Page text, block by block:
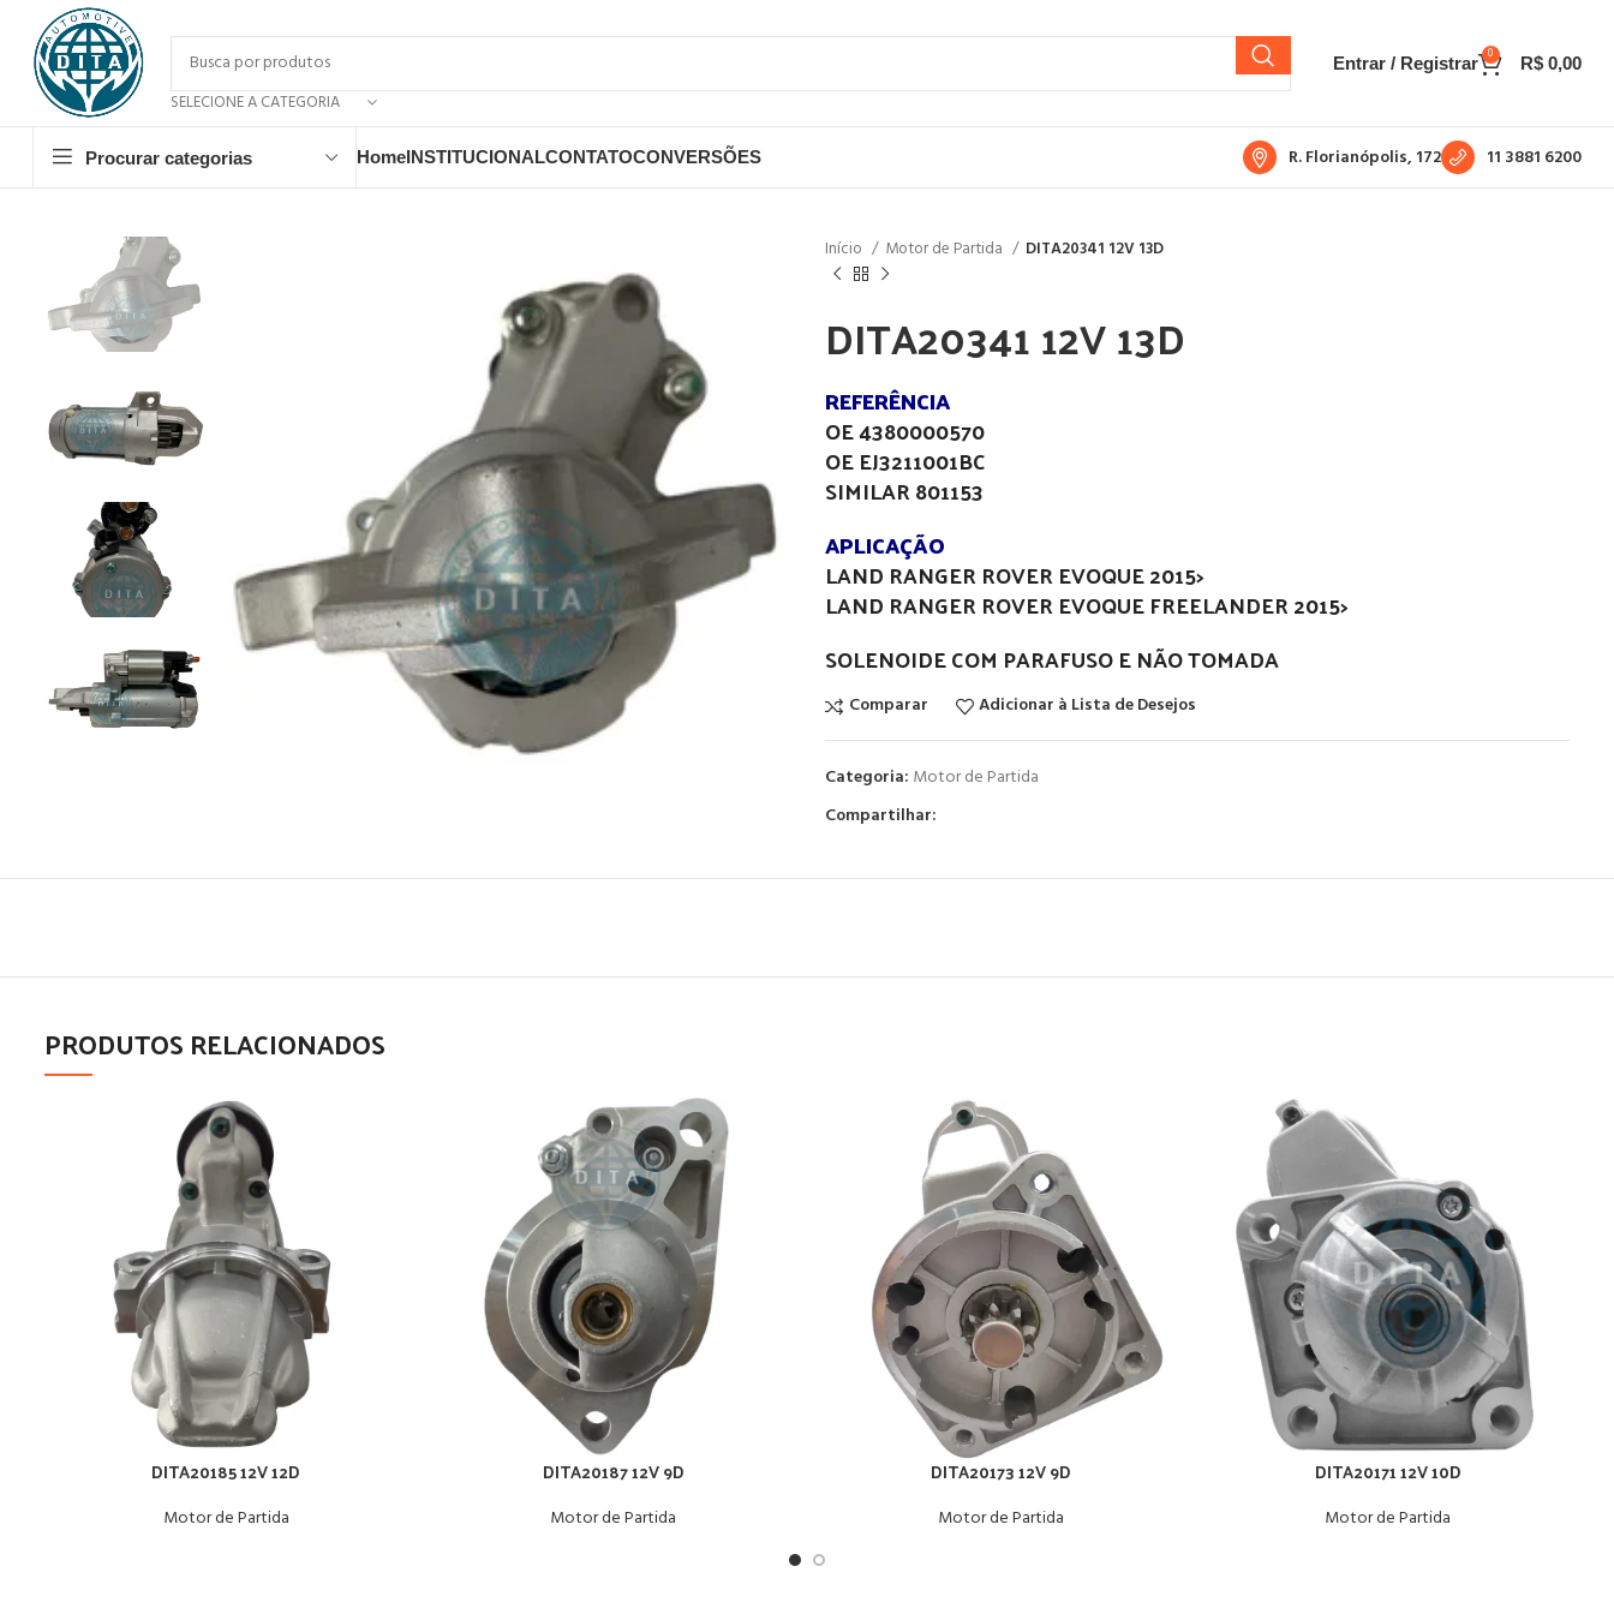
SELECIONE A CATEGORIA
Entrar / Registrar 0 R$ 0,00
Procurar categorias HomeINSTITUCIONALCONTATOCONVERSÕES R. Florianópolis, 172 11 3881 6200
Início Motor de Partida DITA20341 12V 13D
DITA20341 12V 13D
REFERÊNCIA
OE 4380000570
OE EJ3211001BC
SIMILAR 801153
APLICAÇÃO
LAND RANGER ROVER EVOQUE 2015>
LAND RANGER ROVER EVOQUE FREELANDER 2015>
SOLENOIDE COM PARAFUSO E NÃO TOMADA
Comparar Adicionar à Lista de Desejos
Categoria: Motor de Partida
Compartilhar:
PRODUTOS RELACIONADOS
DITA20185 12V 12D
Motor de Partida
DITA20187 12V 9D
Motor de Partida
DITA20173 12V 9D
Motor de Partida
DITA20171 12V 10D
Motor de Partida